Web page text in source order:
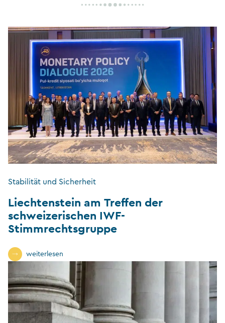
Stabilität und Sicherheit
Liechtenstein am Treffen der
schweizerischen IWF-
Stimmrechtsgruppe
weiterlesen